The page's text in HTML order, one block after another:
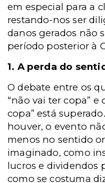
em especial para a
restando-nos ser
danos gerados não
período posterior à
1. A perda do
O debate entre os
“não vai ter copa” e
copa” está
houver, o evento
menos no sentido
imaginado, como
lucros e dividendos
como se costuma